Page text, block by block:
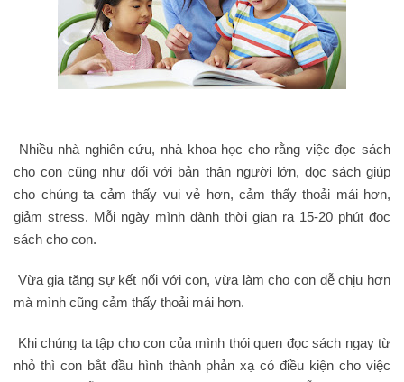
Nhiều nhà nghiên cứu, nhà khoa học cho rằng việc đọc sách
cho con cũng như đối với bản thân người lớn, đọc sách giúp
cho chúng ta cảm thấy vui vẻ hơn, cảm thấy thoải mái hơn,
giảm stress. Mỗi ngày mình dành thời gian ra 15-20 phút đọc
sách cho con.
Vừa gia tăng sự kết nối với con, vừa làm cho con dễ chịu hơn
mà mình cũng cảm thấy thoải mái hơn.
Khi chúng ta tập cho con của mình thói quen đọc sách ngay từ
nhỏ thì con bắt đầu hình thành phản xạ có điều kiện cho việc